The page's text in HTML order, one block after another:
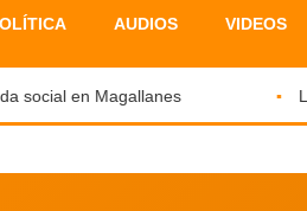
AUDIOS VIDEOS
en Magallanes